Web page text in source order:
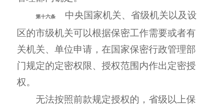
第十六条
中央国家机关、省级机关以及设
区的市级机关可以根据保密工作需要或者有
关机关、单位申请，在国家保密行政管理部
门规定的定密权限、授权范围内作出定密授
权。
无法按照前款规定授权的，省级以上保